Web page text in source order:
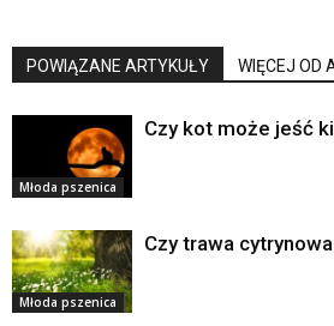
POWIĄZANE ARTYKUŁY WIĘCEJ OD
Młoda pszenica
Czy kot może jeść
Młoda pszenica
Czy trawa